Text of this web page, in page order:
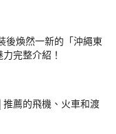
後煥然一新的「沖繩東
完整介紹！
薦的飛機、火車和渡